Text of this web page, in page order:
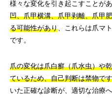
様々な変化を引き起こすことが
凹、爪甲横溝、爪甲剥離、爪甲
る可能性があり 、これらは爪マ
です。
爪の変化は爪白癬（爪水虫）や
ているため、自己判断は禁物で
いた正確な診断が、適切な治療